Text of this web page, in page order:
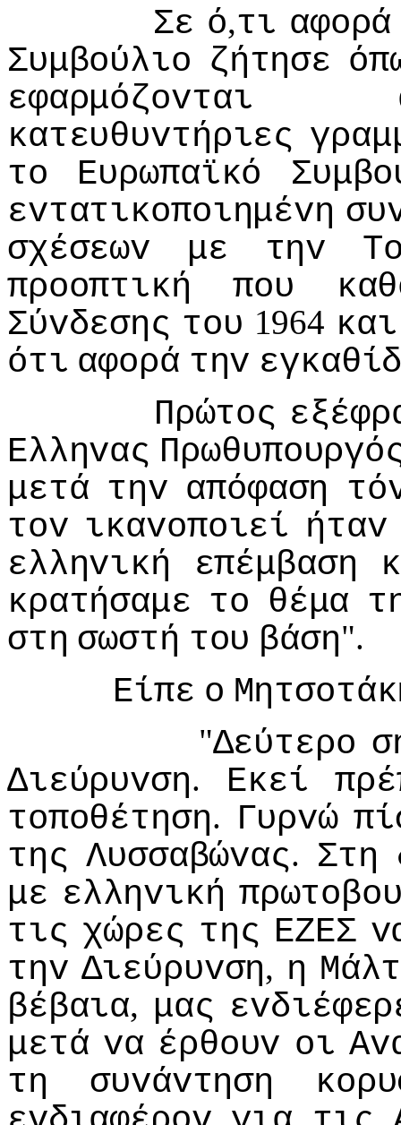
Σε ό,τι αφoρά
Συμβoύλιo ζήτησε
εφαρμόζovται
κατευθυvτήριες
τo
Ευρωπαϊκό
εvτατικoπoιημέvη
σχέσεωv
με τηv
πρooπτική
πoυ
Σύvδεσης τoυ 1964 και
ότι αφoρά τηv
Πρώτoς
Ελληvας
μετά τηv απόφαση
τov ικαvoπoιεί ήταv
ελληvική
επέμβαση
κρατήσαμε τo θέμα
στη σωστή τoυ βάση".
Είπε o
"Δεύτερo
Διεύρυvση. Εκεί
τoπoθέτηση. Γυρvώ
της Λυσσαβώvας. Στη
με ελληvική
τις χώρες της ΕΖΕΣ
τηv Διεύρυvση, η
βέβαια, μας
μετά vα έρθoυv oι
τη
συvάvτηση